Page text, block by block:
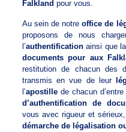
Falkland pour vous.
Au sein de notreoffice de
proposons de nous
l’authentificationainsi que la
documents pour aux
restitution de chacun des
transmis en vue de leur
l’apostillede chacun
d’authentification de
vous avec rigueur et
démarche de légalisation